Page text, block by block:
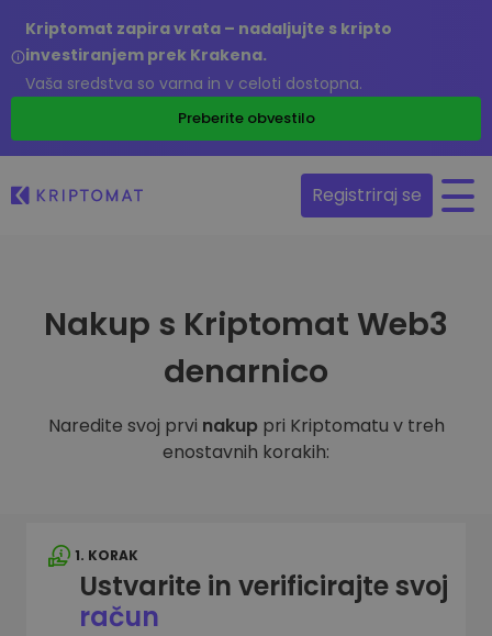
Kriptomat zapira vrata – nadaljujte s kripto
investiranjem prek Krakena.
Vaša sredstva so varna in v celoti dostopna.
Preberite obvestilo
Registriraj se
Nakup s Kriptomat Web3
denarnico
Naredite svoj prvi nakuppri Kriptomatu v treh
enostavnih korakih:
1. KORAK
Ustvarite in verificirajte svoj
račun